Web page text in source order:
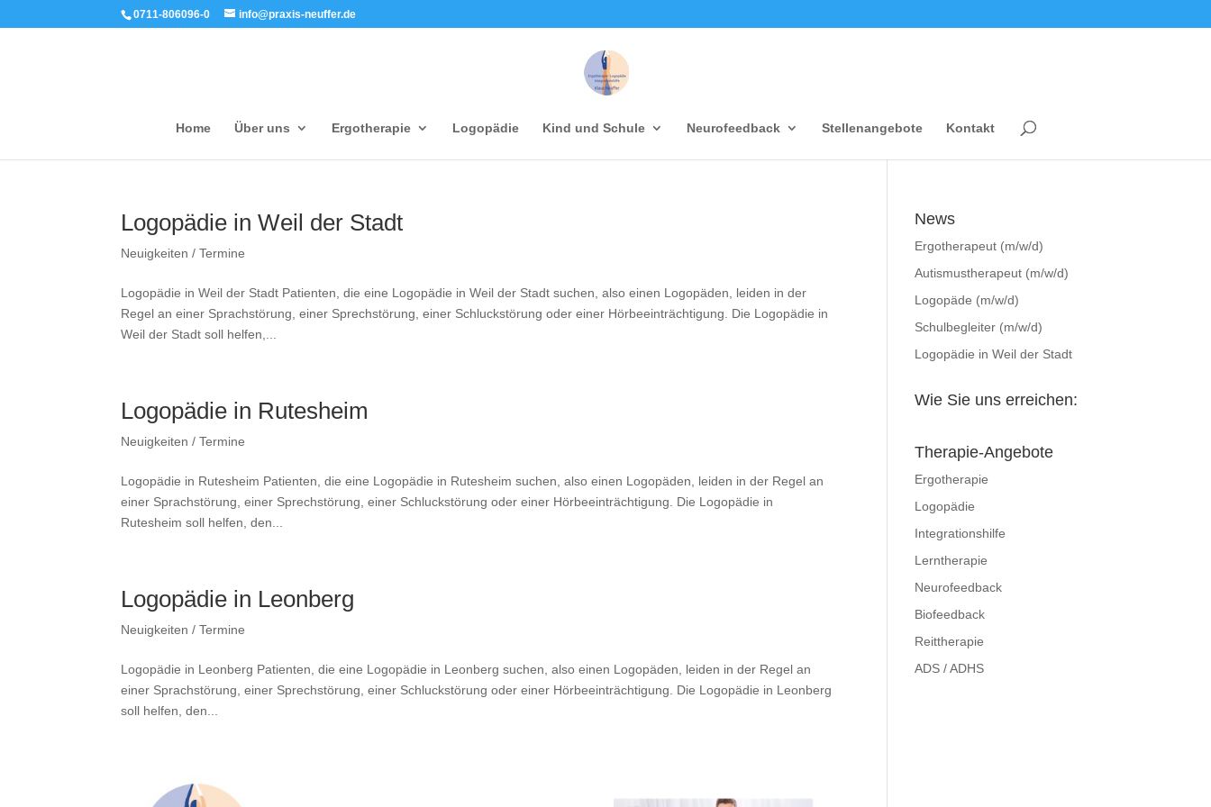
0711-806096-0 info@praxis-neuffer.de
Home Über uns Ergotherapie Logopädie Kind und Schule Neurofeedback Stellenangebote Kontakt
Logopädie in Weil der Stadt
Neuigkeiten / Termine
Logopädie in Weil der Stadt Patienten, die eine Logopädie in Weil der Stadt suchen, also einen Logopäden, leiden in der
Regel an einer Sprachstörung, einer Sprechstörung, einer Schluckstörung oder einer Hörbeeinträchtigung. Die Logopädie in
Weil der Stadt soll helfen,...
Logopädie in Rutesheim
Neuigkeiten / Termine
Logopädie in Rutesheim Patienten, die eine Logopädie in Rutesheim suchen, also einen Logopäden, leiden in der Regel an
einer Sprachstörung, einer Sprechstörung, einer Schluckstörung oder einer Hörbeeinträchtigung. Die Logopädie in
Rutesheim soll helfen, den...
Logopädie in Leonberg
Neuigkeiten / Termine
Logopädie in Leonberg Patienten, die eine Logopädie in Leonberg suchen, also einen Logopäden, leiden in der Regel an
einer Sprachstörung, einer Sprechstörung, einer Schluckstörung oder einer Hörbeeinträchtigung. Die Logopädie in Leonberg
soll helfen, den...
News
Ergotherapeut (m/w/d)
Autismustherapeut (m/w/d)
Logopäde (m/w/d)
Schulbegleiter (m/w/d)
Logopädie in Weil der Stadt
Wie Sie uns erreichen:
Therapie-Angebote
Ergotherapie
Logopädie
Integrationshilfe
Lerntherapie
Neurofeedback
Biofeedback
Reittherapie
ADS / ADHS